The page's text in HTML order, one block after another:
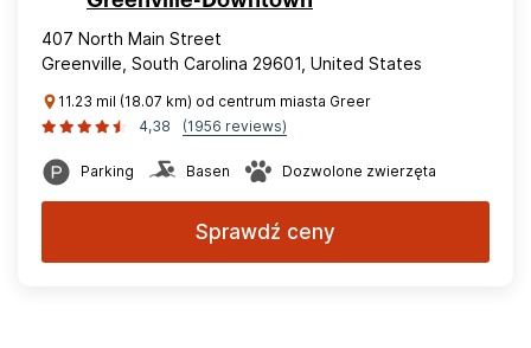
407 North Main Street
Greenville, South Carolina 29601, United States
11.23 mil (18.07 km) od centrum miasta Greer
4,38
(1956 reviews)
Parking Basen Dozwolone zwierzęta
Sprawdź ceny